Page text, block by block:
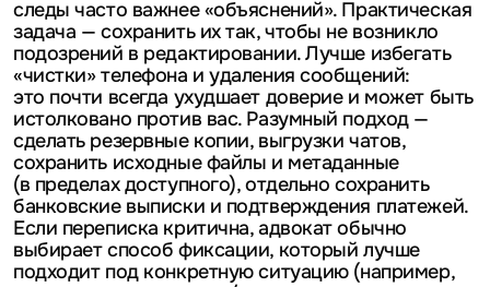
следы часто важнее «объяснений». Практическая
задача — сохранить их так, чтобы не возникло
подозрений в редактировании. Лучше избегать
«чистки» телефона и удаления сообщений:
это почти всегда ухудшает доверие и может быть
истолковано против вас. Разумный подход —
сделать резервные копии, выгрузки чатов,
сохранить исходные файлы и метаданные
(в пределах доступного), отдельно сохранить
банковские выписки и подтверждения платежей.
Если переписка критична, адвокат обычно
выбирает способ фиксации, который лучше
подходит под конкретную ситуацию (например,